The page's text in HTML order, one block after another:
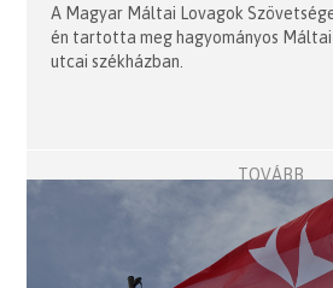
A Magyar Máltai Lovagok
én tartotta meg hagyományos Máltai
utcai székházban.
TOVÁBB